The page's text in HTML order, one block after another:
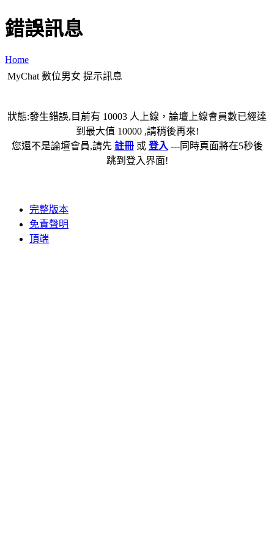
錯誤訊息
Home
MyChat 數位男女 提示訊息
狀態:發生錯誤,目前有 10003 人上線，論壇上線會員數已經達
到最大值 10000 ,請稍後再來!
您還不是論壇會員,請先 註冊或 登入 ---同時頁面將在5秒後
跳到登入界面!
完整版本
免責聲明
頂端